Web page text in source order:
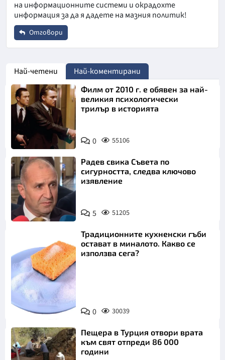
на информационните системи и окрадохте
информация за да я дадете на мазния политик!
Отговори
Email
Коментар*
Откажи
Най-четени Най-коментирани
Филм от 2010 г. е обявен за най-
великия психологически
трилър в историята
0 55106
Радев свика Съвета по
сигурността, следва ключово
изявление
5 51205
Снимка:
Пиксабей
Традиционните кухненски гъби
остават в миналото. Какво се
използва сега?
0 30039
Пещера в Турция отвори врата
към свят отпреди 86 000
години